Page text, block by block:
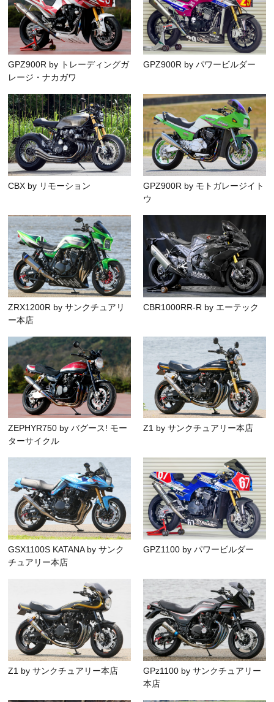
GPZ900R by トレーディングガ
レージ・ナカガワ
GPZ900R by パワービルダー
CBX by リモーション
GPZ900R by モトガレージイト
ウ
ZRX1200R by サンクチュアリ
ー本店
CBR1000RR-R by エーテック
ZEPHYR750 by バグース! モー
ターサイクル
Z1 by サンクチュアリー本店
GSX1100S KATANA by サンク
チュアリー本店
GPZ1100 by パワービルダー
Z1 by サンクチュアリー本店
GPz1100 by サンクチュアリー
本店